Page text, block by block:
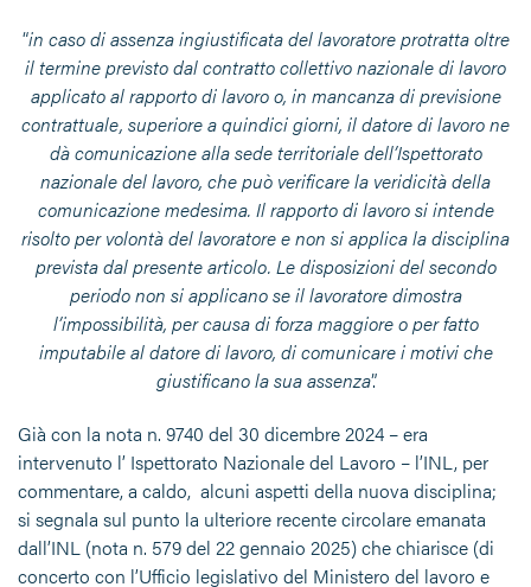
“in caso di assenza ingiustificata del lavoratore protratta oltre
il termine previsto dal contratto collettivo nazionale di lavoro
applicato al rapporto di lavoro o, in mancanza di previsione
contrattuale, superiore a quindici giorni, il datore di lavoro ne
dà comunicazione alla sede territoriale dell’Ispettorato
nazionale del lavoro, che può verificare la veridicità della
comunicazione medesima. Il rapporto di lavoro si intende
risolto per volontà del lavoratore e non si applica la disciplina
prevista dal presente articolo. Le disposizioni del secondo
periodo non si applicano se il lavoratore dimostra
l’impossibilità, per causa di forza maggiore o per fatto
imputabile al datore di lavoro, di comunicare i motivi che
giustificano la sua assenza”.
Già con la nota n. 9740 del 30 dicembre 2024 – era
intervenuto l’ Ispettorato Nazionale del Lavoro – l’INL, per
commentare, a caldo, alcuni aspetti della nuova disciplina;
si segnala sul punto la ulteriore recente circolare emanata
dall’INL (nota n. 579 del 22 gennaio 2025) che chiarisce (di
concerto con l’Ufficio legislativo del Ministero del lavoro e